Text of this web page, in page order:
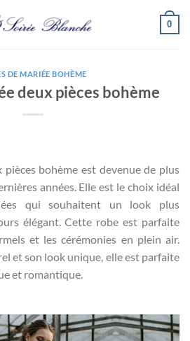
0
DE MARIÉE BOHÈME
deux pièces bohème
pièces bohème est devenue de plus
années. Elle est le choix idéal
qui souhaitent un look plus
élégant. Cette robe est parfaite
et les cérémonies en plein air.
et son look unique, elle est parfaite
et romantique.